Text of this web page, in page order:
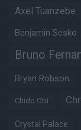
Axel Tuanzebe
Benjamin Sesko
Bruno
Bryan Robson
Chido Obi
Crystal Palace